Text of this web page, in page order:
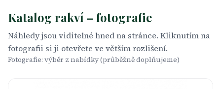
Katalog rakví – fotografie
Náhledy jsou viditelné hned na stránce. Kliknutím na
fotografii si ji otevřete ve větším rozlišení.
Fotografie: výběr z nabídky (průběžně doplňujeme)